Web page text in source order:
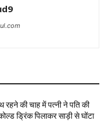
रहने की चाह में पत्नी ने पति की
ड्रिंक पिलाकर साड़ी से घोंटा